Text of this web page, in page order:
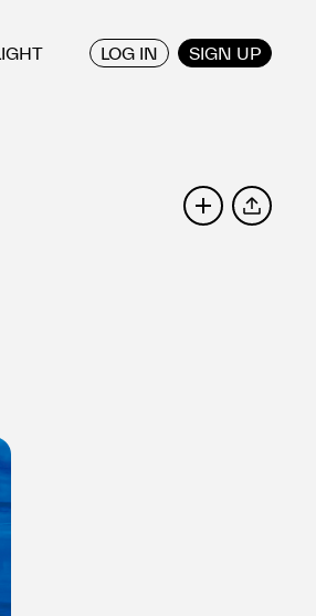
LOG IN SIGN UP
ENGLISH / JAPANESE